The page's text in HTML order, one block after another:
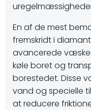
En af de mest
fremskridt i
avancerede
køle boret og
borestedet. Disse
vand og specielle
at reducere